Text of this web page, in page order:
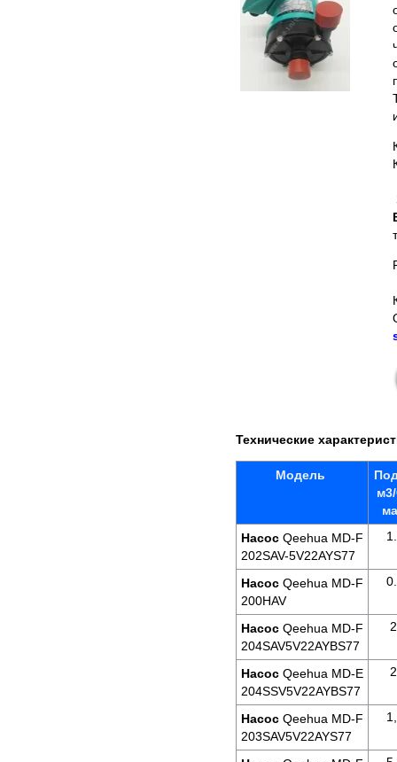
Технические
Модель
Насос Qeehua MD-F
202SAV-5V22AYS77
Насос Qeehua MD-F
200HAV
Насос Qeehua MD-F
204SAV5V22AYBS77
Насос Qeehua MD-E
204SSV5V22AYBS77
Насос Qeehua MD-F
203SAV5V22AYS77